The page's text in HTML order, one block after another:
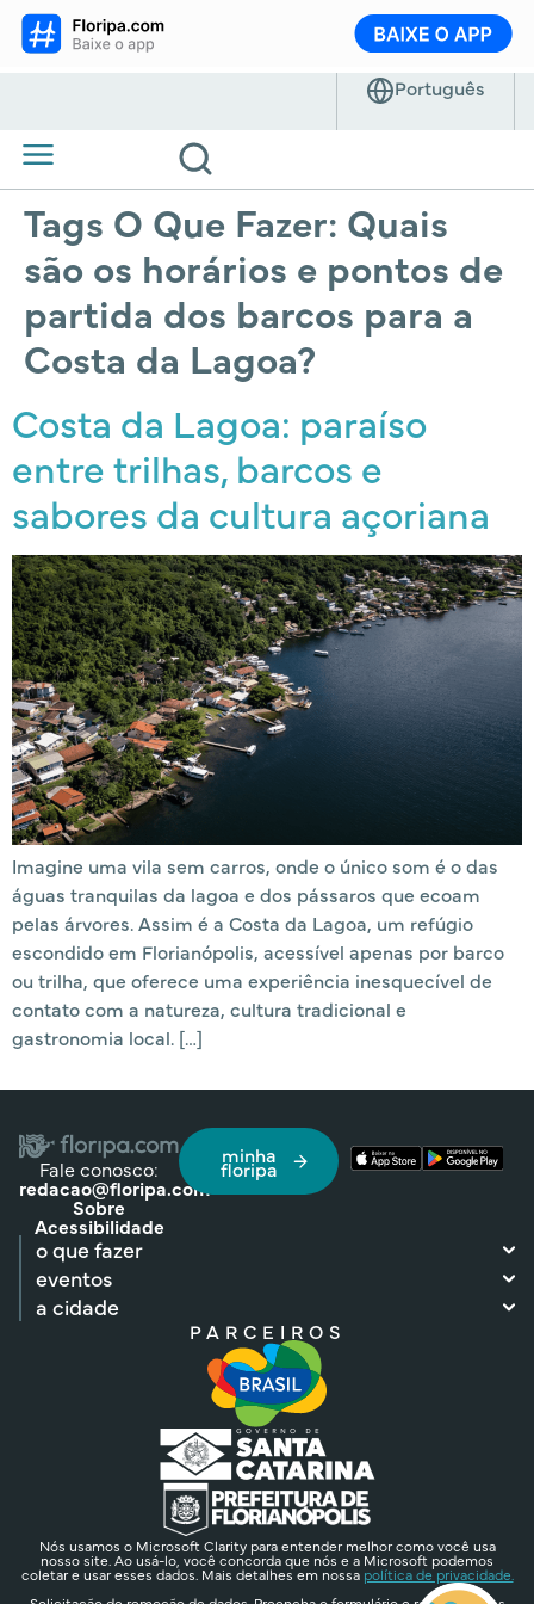
Tags O Que Fazer: Quais
são os horários e pontos de
partida dos barcos para a
Costa da Lagoa?
Costa da Lagoa: paraíso
entre trilhas, barcos e
sabores da cultura açoriana
Imagine uma vila sem carros, onde o único som é o das
águas tranquilas da lagoa e dos pássaros que ecoam
pelas árvores. Assim é a Costa da Lagoa, um refúgio
escondido em Florianópolis, acessível apenas por barco
ou trilha, que oferece uma experiência inesquecível de
contato com a natureza, cultura tradicional e
gastronomia local. […]
Fale conosco:
redacao@floripa.com
Sobre
Acessibilidade
minha
floripa
o que fazer
eventos
a cidade
PARCEIROS
Nós usamos o Microsoft Clarity para entender melhor como você usa
nosso site. Ao usá-lo, você concorda que nós e a Microsoft podemos
coletar e usar esses dados. Mais detalhes em nossa política de privacidade.